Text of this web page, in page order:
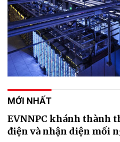
MỚI NHẤT
EVNNPC khánh thành
điện và nhận diện mối